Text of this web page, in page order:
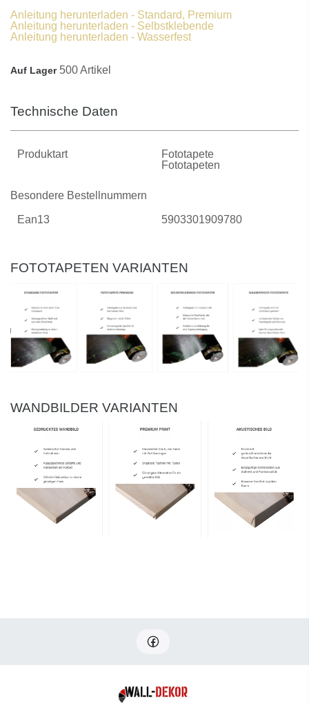
Anleitung herunterladen - Standard, Premium
Anleitung herunterladen - Selbstklebende
Anleitung herunterladen - Wasserfest
Auf Lager 500 Artikel
Technische Daten
Produktart
Fototapete
Fototapeten
Besondere Bestellnummern
Ean13 5903301909780
FOTOTAPETEN VARIANTEN
WANDBILDER VARIANTEN